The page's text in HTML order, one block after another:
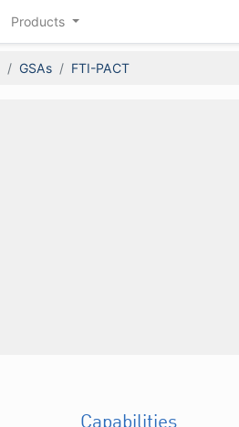
Products
GSAs FTI-PACT
Capabilities